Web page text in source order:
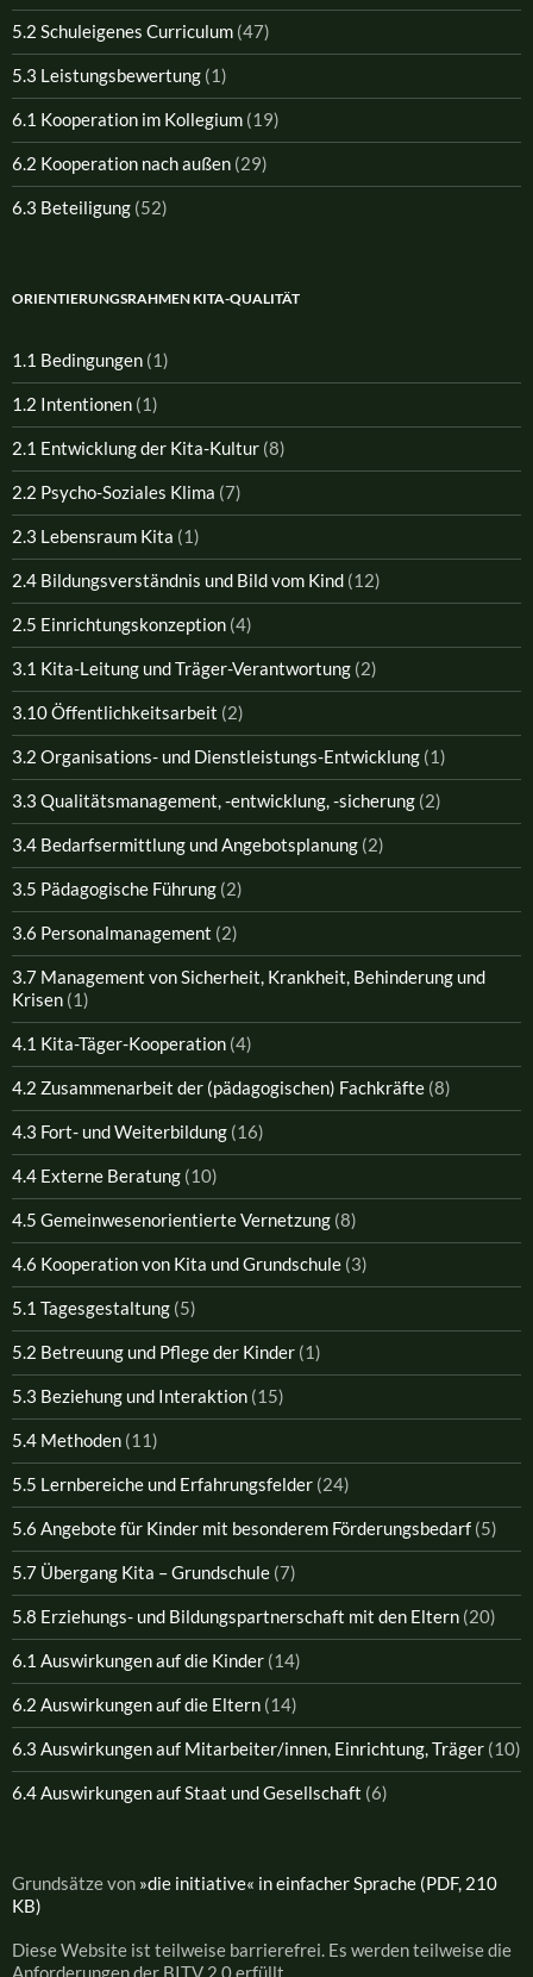
5.2 Schuleigenes Curriculum (47)
5.3 Leistungsbewertung (1)
6.1 Kooperation im Kollegium (19)
6.2 Kooperation nach außen (29)
6.3 Beteiligung (52)
ORIENTIERUNGSRAHMEN KITA-QUALITÄT
1.1 Bedingungen (1)
1.2 Intentionen (1)
2.1 Entwicklung der Kita-Kultur (8)
2.2 Psycho-Soziales Klima (7)
2.3 Lebensraum Kita (1)
2.4 Bildungsverständnis und Bild vom Kind (12)
2.5 Einrichtungskonzeption (4)
3.1 Kita-Leitung und Träger-Verantwortung (2)
3.10 Öffentlichkeitsarbeit (2)
3.2 Organisations- und Dienstleistungs-Entwicklung (1)
3.3 Qualitätsmanagement, -entwicklung, -sicherung (2)
3.4 Bedarfsermittlung und Angebotsplanung (2)
3.5 Pädagogische Führung (2)
3.6 Personalmanagement (2)
3.7 Management von Sicherheit, Krankheit, Behinderung und
Krisen (1)
4.1 Kita-Täger-Kooperation (4)
4.2 Zusammenarbeit der (pädagogischen) Fachkräfte (8)
4.3 Fort- und Weiterbildung (16)
4.4 Externe Beratung (10)
4.5 Gemeinwesenorientierte Vernetzung (8)
4.6 Kooperation von Kita und Grundschule (3)
5.1 Tagesgestaltung (5)
5.2 Betreuung und Pflege der Kinder (1)
5.3 Beziehung und Interaktion (15)
5.4 Methoden (11)
5.5 Lernbereiche und Erfahrungsfelder (24)
5.6 Angebote für Kinder mit besonderem Förderungsbedarf (5)
5.7 Übergang Kita – Grundschule (7)
5.8 Erziehungs- und Bildungspartnerschaft mit den Eltern (20)
6.1 Auswirkungen auf die Kinder (14)
6.2 Auswirkungen auf die Eltern (14)
6.3 Auswirkungen auf Mitarbeiter/innen, Einrichtung, Träger (10)
6.4 Auswirkungen auf Staat und Gesellschaft (6)
Grundsätze von »die initiative« in einfacher Sprache (PDF, 210
KB)
Diese Website ist teilweise barrierefrei. Es werden teilweise die
Anforderungen der BITV 2.0 erfüllt.